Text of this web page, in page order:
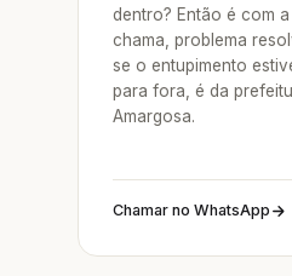
dentro? Então é com
chama, problema
se o entupimento
para fora, é da
Amargosa.
Chamar no WhatsApp